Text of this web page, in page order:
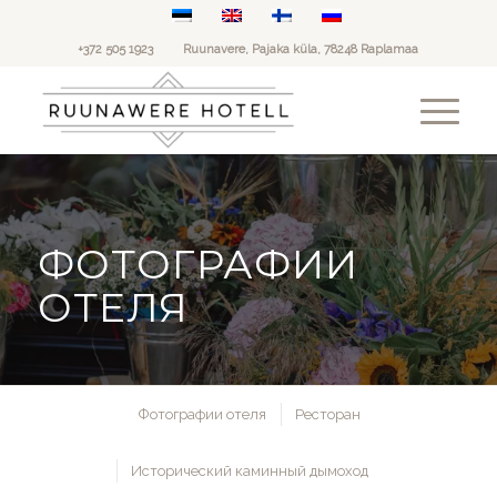
+372 505 1923 Ruunavere, Pajaka küla, 78248 Raplamaa
ФОТОГРАФИИ
ОТЕЛЯ
Фотографии отеля Ресторан
Исторический каминный дымоход